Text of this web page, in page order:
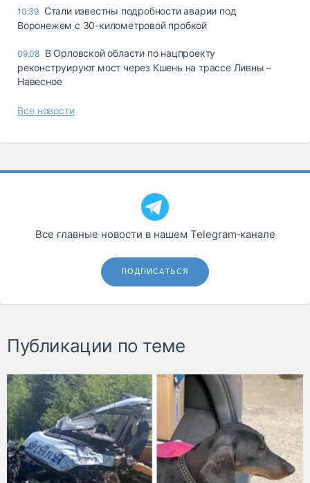
10:39 Стали известны подробности аварии под
Воронежем с 30-километровой пробкой
09.08 В Орловской области по нацпроекту
реконструируют мост через Кшень на трассе Ливны –
Навесное
Все новости
Все главные новости в нашем Telegram‑канале
ПОДПИСАТЬСЯ
Публикации по теме